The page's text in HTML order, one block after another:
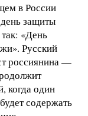
в России
защиты
«День
Русский
россиянина —
когда один
содержать